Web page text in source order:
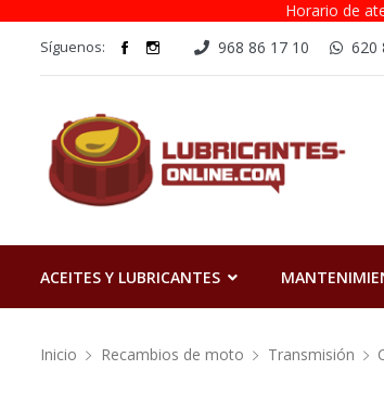
Horario de
Síguenos: 968 86 17 10 620
ACEITES Y LUBRICANTES
Inicio Recambios de moto Transmisión